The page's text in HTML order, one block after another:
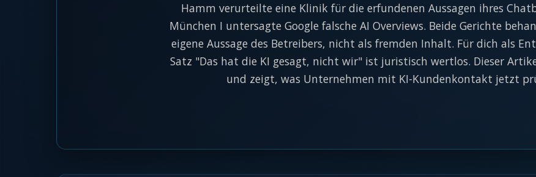
Hamm verurteilte eine Klinik für die erfundenen Aussagen ihres
München I untersagte Google falsche AI Overviews. Beide Gerichte
eigene Aussage des Betreibers, nicht als fremden Inhalt. Für dich als
Satz "Das hat die KI gesagt, nicht wir" ist juristisch wertlos. Dieser
und zeigt, was Unternehmen mit KI-Kundenkontakt jetzt